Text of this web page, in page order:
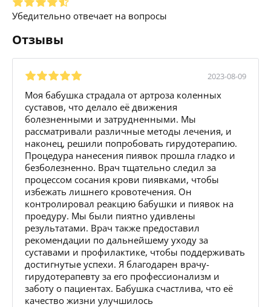
Убедительно отвечает на вопросы
Отзывы
2023-08-09
Моя бабушка страдала от артроза коленных
суставов, что делало её движения
болезненными и затрудненными. Мы
рассматривали различные методы лечения, и
наконец, решили попробовать гирудотерапию.
Процедура нанесения пиявок прошла гладко и
безболезненно. Врач тщательно следил за
процессом сосания крови пиявками, чтобы
избежать лишнего кровотечения. Он
контролировал реакцию бабушки и пиявок на
проедуру. Мы были пиятно удивлены
результатами. Врач также предоставил
рекомендации по дальнейшему уходу за
суставами и профилактике, чтобы поддерживать
достигнутые успехи. Я благодарен врачу-
гирудотерапевту за его профессионализм и
заботу о пациентах. Бабушка счастлива, что её
качество жизни улучшилось